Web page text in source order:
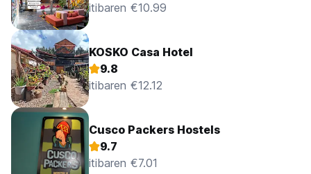
itibaren €10.99
KOSKO Casa Hotel
9.8
itibaren €12.12
Cusco Packers Hostels
9.7
itibaren €7.01